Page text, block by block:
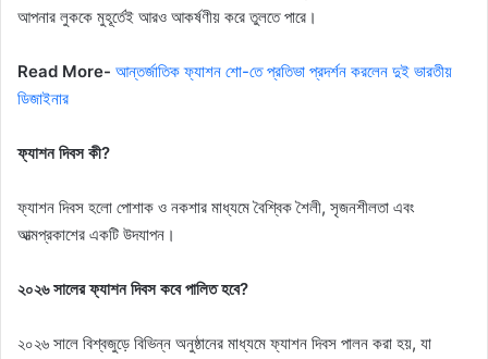
আপনার লুককে মুহূর্তেই আরও আকর্ষণীয় করে তুলতে পারে।
Read More- আন্তর্জাতিক ফ্যাশন শো-তে প্রতিভা প্রদর্শন করলেন দুই ভারতীয়
ডিজাইনার
ফ্যাশন দিবস কী?
ফ্যাশন দিবস হলো পোশাক ও নকশার মাধ্যমে বৈশ্বিক শৈলী, সৃজনশীলতা এবং
আত্মপ্রকাশের একটি উদযাপন।
২০২৬ সালের ফ্যাশন দিবস কবে পালিত হবে?
২০২৬ সালে বিশ্বজুড়ে বিভিন্ন অনুষ্ঠানের মাধ্যমে ফ্যাশন দিবস পালন করা হয়, যা